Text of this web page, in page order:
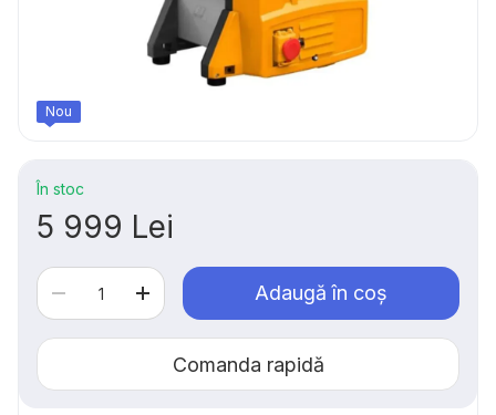
Nou
În stoc
5 999 Lei
Adaugă în coș
Comanda rapidă